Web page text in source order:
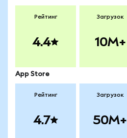
Рейтинг
4.4
Загрузок
10M+
App Store
Рейтинг
4.7
Загрузок
50M+